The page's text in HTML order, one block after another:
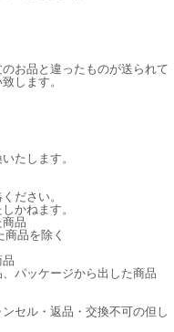
お品と違ったものが送られて
します。
たします。
ださい。
かねます。
品
品を除く
パッケージから出した商品
セル・返品・交換不可の但し